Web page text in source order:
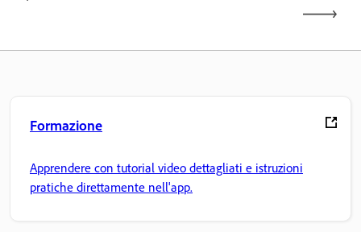
Formazione
Apprendere con tutorial video dettagliati e istruzioni
pratiche direttamente nell'app.